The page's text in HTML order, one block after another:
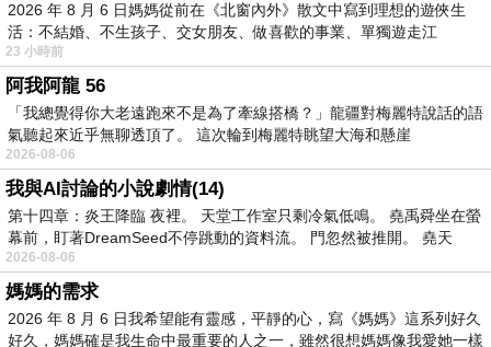
2026 年 8 月 6 日媽媽從前在《北窗內外》散文中寫到理想的遊俠生
活：不結婚、不生孩子、交女朋友、做喜歡的事業、單獨遊走江
湖⋯⋯，
23 小時前
阿我阿龍 56
「我總覺得你大老遠跑來不是為了牽線搭橋？」龍疆對梅麗特說話的語
氣聽起來近乎無聊透頂了。 這次輪到梅麗特眺望大海和懸崖
2026-08-06
我與AI討論的小說劇情(14)
第十四章：炎王降臨 夜裡。 天堂工作室只剩冷氣低鳴。 堯禹舜坐在螢
幕前，盯著DreamSeed不停跳動的資料流。 門忽然被推開。 堯天
2026-08-06
媽媽的需求
2026 年 8 月 6 日我希望能有靈感，平靜的心，寫《媽媽》這系列好久
好久，媽媽確是我生命中最重要的人之一，雖然很想媽媽像我愛她一樣